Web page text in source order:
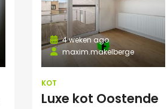
maxim.makelberge
4 weken ago
KOT
Luxe kot Oostende